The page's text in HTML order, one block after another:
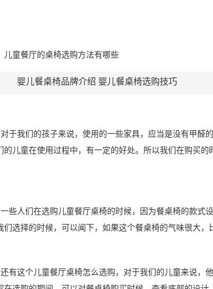
儿童餐厅的桌椅选购方法有哪些
婴儿餐桌椅品牌介绍 婴儿餐桌椅选购技巧
于我们的孩子来说，使用的一些家具，应当是没有甲醛
的儿童在使用过程中，有一定的好处。所以我们在购买
些人们在选购儿童餐厅桌椅的时候，因为餐桌椅的款式
们选择的时候，可以闻下，如果这个餐桌椅的气味很大
有这个儿童餐厅桌椅怎么选购，对于我们的儿童来说，